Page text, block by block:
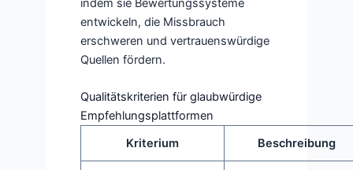
entwickeln, die Missbrauch
erschweren und vertrauenswürdige
Quellen fördern.
Qualitätskriterien für glaubwürdige
Empfehlungsplattformen
Kriterium
Beschreibung